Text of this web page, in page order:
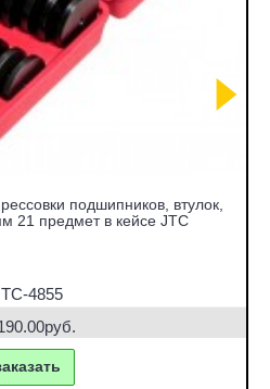
подшипников, втулок,
21 предмет в кейсе JTC
4855